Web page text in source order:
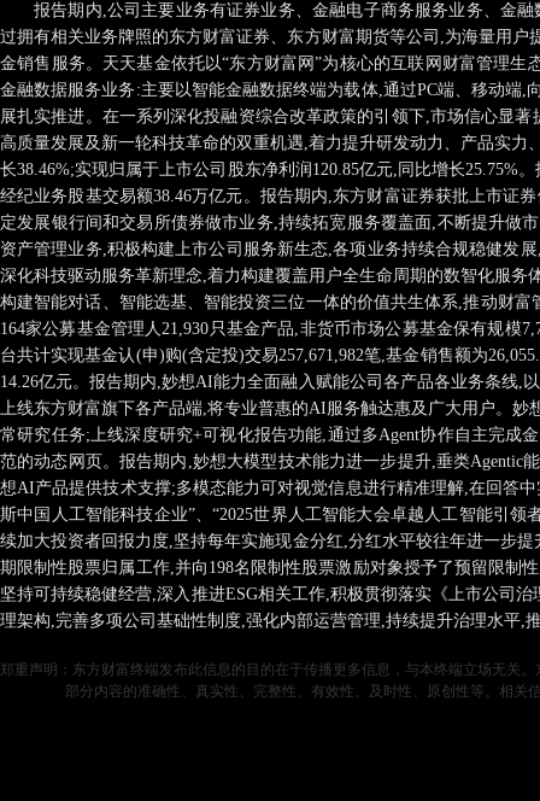
报告期内,公司主要业务有证券业务、金融电子商务服务业务、金
过拥有相关业务牌照的东方财富证券、东方财富期货等公司,为海量用
金销售服务。天天基金依托以“东方财富网”为核心的互联网财富管理
金融数据服务业务:主要以智能金融数据终端为载体,通过PC端、移动端
展扎实推进。在一系列深化投融资综合改革政策的引领下,市场信心显
高质量发展及新一轮科技革命的双重机遇,着力提升研发动力、产品实
长38.46%;实现归属于上市公司股东净利润120.85亿元,同比增长
经纪业务股基交易额38.46万亿元。报告期内,东方财富证券获批上市证
定发展银行间和交易所债券做市业务,持续拓宽服务覆盖面,不断提升做
资产管理业务,积极构建上市公司服务新生态,各项业务持续合规稳健发
深化科技驱动服务革新理念,着力构建覆盖用户全生命周期的数智化服
构建智能对话、智能选基、智能投资三位一体的价值共生体系,推动财
164家公募基金管理人21,930只基金产品,非货币市场公募基金保有规模
台共计实现基金认(申)购(含定投)交易257,671,982笔,基金销售额为
14.26亿元。报告期内,妙想AI能力全面融入赋能公司各产品各业务条线
上线东方财富旗下各产品端,将专业普惠的AI服务触达惠及广大用户。
常研究任务;上线深度研究+可视化报告功能,通过多Agent协作自主完成
范的动态网页。报告期内,妙想大模型技术能力进一步提升,垂类
想AI产品提供技术支撑;多模态能力可对视觉信息进行精准理解,在回答
斯中国人工智能科技企业”、“2025世界人工智能大会卓越人工智能引
续加大投资者回报力度,坚持每年实施现金分红,分红水平较往年进一步
期限制性股票归属工作,并向198名限制性股票激励对象授予了预留限制
坚持可持续稳健经营,深入推进ESG相关工作,积极贯彻落实《上市公司
理架构,完善多项公司基础性制度,强化内部运营管理,持续提升治理水平,
郑重声明：东方财富终端发布此信息的目的在于传播更多信息，与本终端立场无关
部分内容的准确性、真实性、完整性、有效性、及时性、原创性等。相